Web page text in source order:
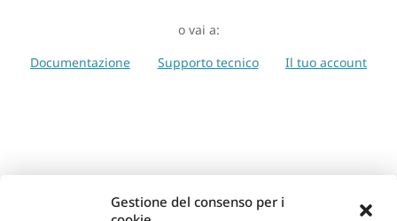
Gestione del consenso per i
o vai a:
Documentazione
Supporto tecnico Il tuo account